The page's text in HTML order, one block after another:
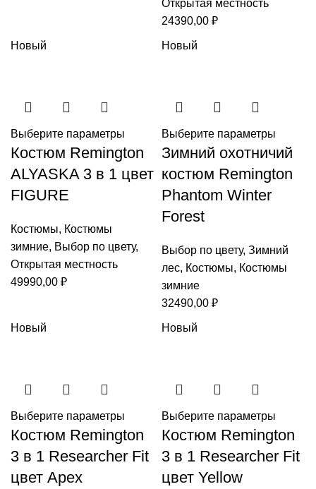
Открытая местность
24390,00 ₽
Новый
Выберите параметры
Костюм Remington
ALYASKA 3 в 1 цвет
FIGURE
Костюмы, Костюмы
зимние, Выбор по цвету,
Открытая местность
49990,00 ₽
Новый
Выберите параметры
Зимний охотничий
костюм Remington
Phantom Winter
Forest
Выбор по цвету, Зимний
лес, Костюмы, Костюмы
зимние
32490,00 ₽
Новый
Выберите параметры
Костюм Remington
3 в 1 Researcher Fit
цвет Apex
Новый
Выберите параметры
Костюм Remington
3 в 1 Researcher Fit
цвет Yellow